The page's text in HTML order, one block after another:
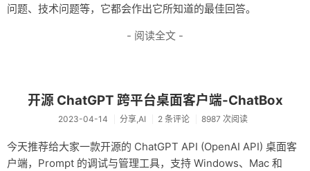
问题、技术问题等，它都会作出它所知道的最佳回答。
- 阅读全文 -
开源 ChatGPT 跨平台桌面客户端-ChatBox
2023-04-14 分享,AI 2 条评论 8987 次阅读
今天推荐给大家一款开源的 ChatGPT API (OpenAI API) 桌面客
户端，Prompt 的调试与管理工具，支持 Windows、Mac 和